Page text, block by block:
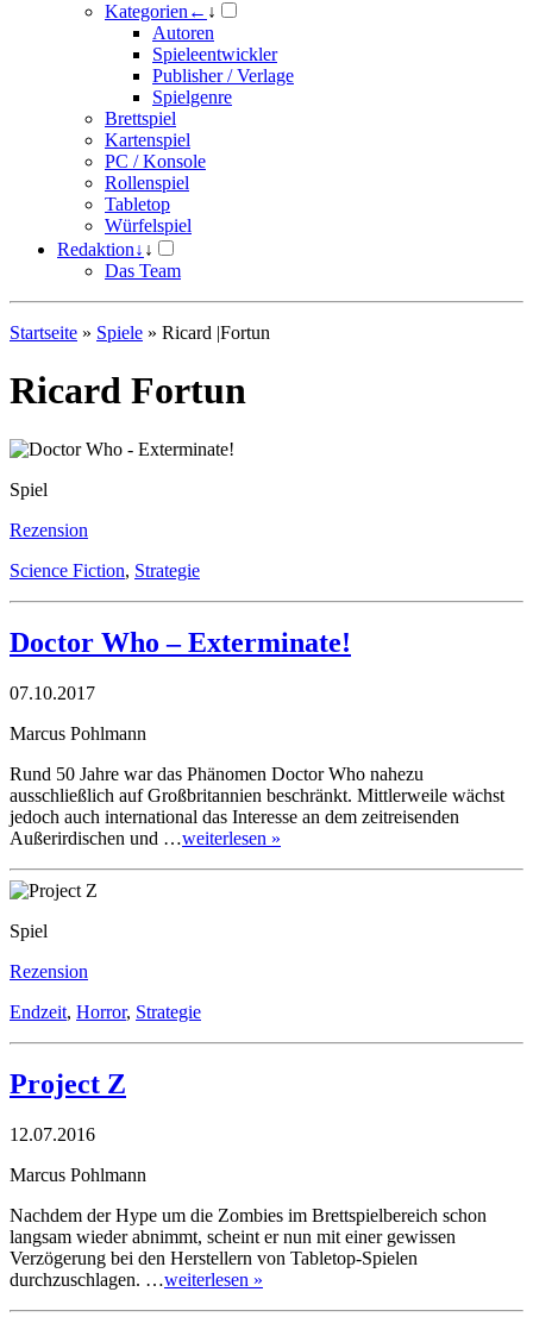
Kategorien ← ↓
Autoren
Spieleentwickler
Publisher / Verlage
Spielgenre
Brettspiel
Kartenspiel
PC / Konsole
Rollenspiel
Tabletop
Würfelspiel
Redaktion↓ ↓
Das Team
Startseite » Spiele » Ricard |Fortun
Ricard Fortun
Spiel
Rezension
Science Fiction, Strategie
Doctor Who – Exterminate!
07.10.2017
Marcus Pohlmann
Rund 50 Jahre war das Phänomen Doctor Who nahezu
ausschließlich auf Großbritannien beschränkt. Mittlerweile wächst
jedoch auch international das Interesse an dem zeitreisenden
Außerirdischen und …weiterlesen »
Spiel
Rezension
Endzeit, Horror, Strategie
Project Z
12.07.2016
Marcus Pohlmann
Nachdem der Hype um die Zombies im Brettspielbereich schon
langsam wieder abnimmt, scheint er nun mit einer gewissen
Verzögerung bei den Herstellern von Tabletop-Spielen
durchzuschlagen. …weiterlesen »